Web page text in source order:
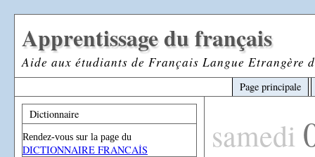
Apprentissage du français
Aide aux étudiants de Français Langue Etrangère
Page principale
Dictionnaire
Rendez-vous sur la page du
DICTIONNAIRE FRANCAİS samedi